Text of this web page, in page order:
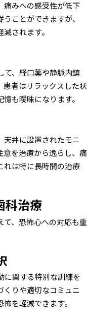
痛みへの感受性が低下
ことができますが、
されます。
て、経口薬や静脈内鎮
患者はリラックスした状
も曖昧になります。
天井に設置されたモニ
意を治療から逸らし、痛
れは特に長時間の治療
科治療
て、恐怖心への対応も重
に関する特別な訓練を
くりや適切なコミュニ
を軽減できます。